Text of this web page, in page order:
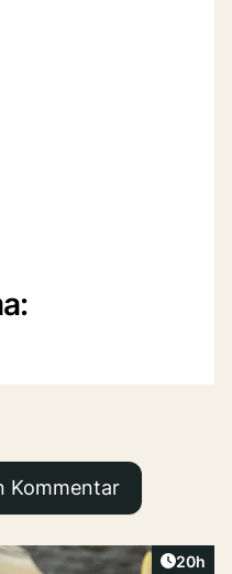
Kommentar
Artikel
20h